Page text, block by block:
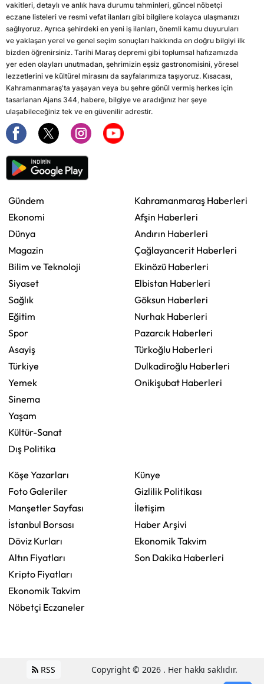
vakitleri, detaylı ve anlık hava durumu tahminleri, güncel nöbetçi
eczane listeleri ve resmi vefat ilanları gibi bilgilere kolayca ulaşmanızı
sağlıyoruz. Ayrıca şehirdeki en yeni iş ilanları, önemli kamu duyuruları
ve yaklaşan yerel ve genel seçim sonuçları hakkında en doğru bilgiyi ilk
bizden öğrenirsiniz. Tarihi Maraş depremi gibi toplumsal hafızamızda
yer eden olayları unutmadan, şehrimizin eşsiz gastronomisini, yöresel
lezzetlerini ve kültürel mirasını da sayfalarımıza taşıyoruz. Kısacası,
Kahramanmaraş'ta yaşayan veya bu şehre gönül vermiş herkes için
tasarlanan Ajans 344, habere, bilgiye ve aradığınız her şeye
ulaşabileceğiniz tek ve en güvenilir adrestir.
Gündem
Ekonomi
Dünya
Magazin
Bilim ve Teknoloji
Siyaset
Sağlık
Eğitim
Spor
Asayiş
Türkiye
Yemek
Sinema
Yaşam
Kültür-Sanat
Dış Politika
Kahramanmaraş Haberleri
Afşin Haberleri
Andırın Haberleri
Çağlayancerit Haberleri
Ekinözü Haberleri
Elbistan Haberleri
Göksun Haberleri
Nurhak Haberleri
Pazarcık Haberleri
Türkoğlu Haberleri
Dulkadiroğlu Haberleri
Onikişubat Haberleri
Köşe Yazarları
Foto Galeriler
Manşetler Sayfası
İstanbul Borsası
Döviz Kurları
Altın Fiyatları
Kripto Fiyatları
Ekonomik Takvim
Nöbetçi Eczaneler
Künye
Gizlilik Politikası
İletişim
Haber Arşivi
Ekonomik Takvim
Son Dakika Haberleri
RSS Copyright © 2026 . Her hakkı saklıdır.